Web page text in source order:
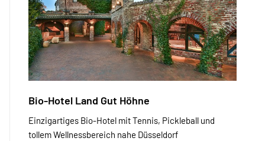
Bio-Hotel Land Gut Höhne
Einzigartiges Bio-Hotel mit Tennis, Pickleball und
tollem Wellnessbereich nahe Düsseldorf